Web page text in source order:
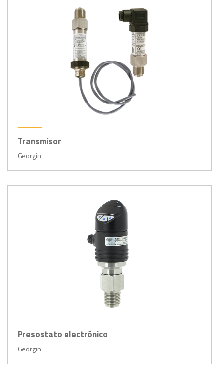
Transmisor
Georgin
Presostato electrónico
Georgin